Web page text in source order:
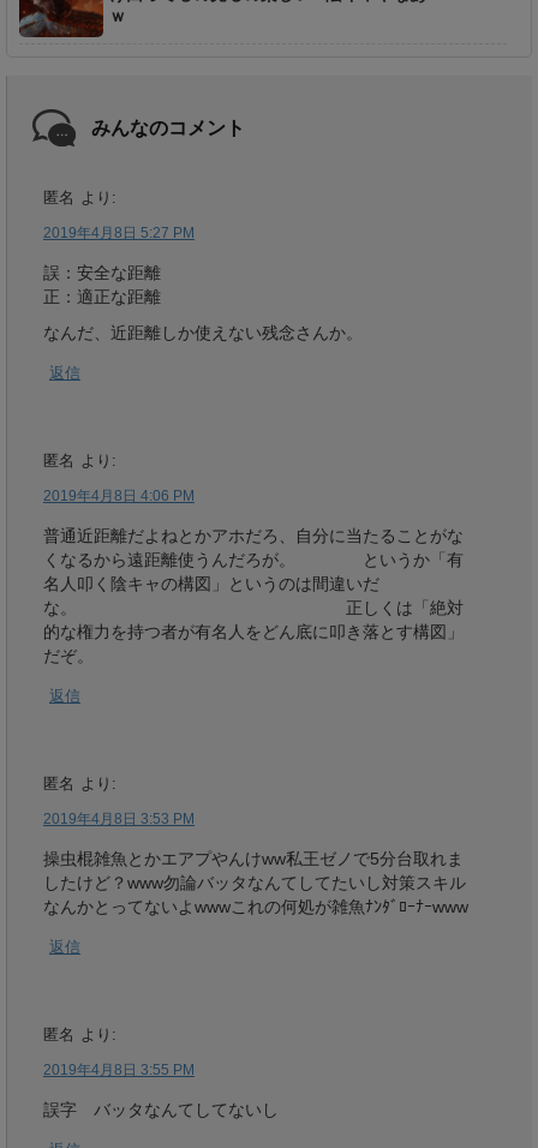
ｗ
みんなのコメント
匿名 より:
2019年4月8日 5:27 PM
誤：安全な距離
正：適正な距離
なんだ、近距離しか使えない残念さんか。
返信
匿名 より:
2019年4月8日 4:06 PM
普通近距離だよねとかアホだろ、自分に当たることがな
くなるから遠距離使うんだろが。 というか「有
名人叩く陰キャの構図」というのは間違いだ
な。 正しくは「絶対
的な権力を持つ者が有名人をどん底に叩き落とす構図」
だぞ。
返信
匿名 より:
2019年4月8日 3:53 PM
操虫棍雑魚とかエアプやんけww私王ゼノで5分台取れま
したけど？www勿論バッタなんてしてたいし対策スキル
なんかとってないよwwwこれの何処が雑魚ﾅﾝﾀﾞﾛｰﾅｰwww
返信
匿名 より:
2019年4月8日 3:55 PM
誤字 バッタなんてしてないし